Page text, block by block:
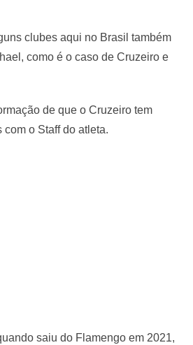
clubes aqui no Brasil também
como é o caso de Cruzeiro e
de que o Cruzeiro tem
o Staff do atleta.
saiu do Flamengo em 2021,